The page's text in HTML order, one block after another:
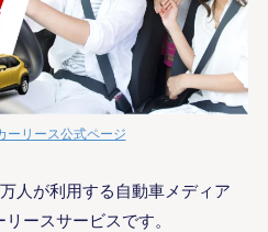
ーリース公式ページ
人が利用する自動車メディア
ースサービスです。